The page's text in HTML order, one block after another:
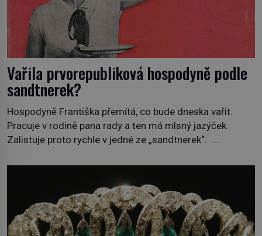
Vařila prvorepubliková hospodyně podle
sandtnerek?
Hospodyně Františka přemítá, co bude dneska vařit.
Pracuje v rodině pana rady a ten má mlsný jazýček.
Zalistuje proto rychle v jedné ze „sandtnerek“.
povzdechne si směrem ke služce, kterou má v kuchyni k
ruce. Ještě v prvních letech nové republiky fungoval kvůli
nedostatku zboží přídělový systém. […]